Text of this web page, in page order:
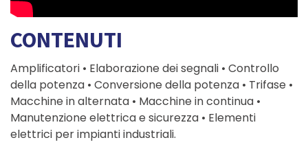
CONTENUTI
Amplificatori • Elaborazione dei segnali • Controllo
della potenza • Conversione della potenza • Trifase •
Macchine in alternata • Macchine in continua •
Manutenzione elettrica e sicurezza • Elementi
elettrici per impianti industriali.